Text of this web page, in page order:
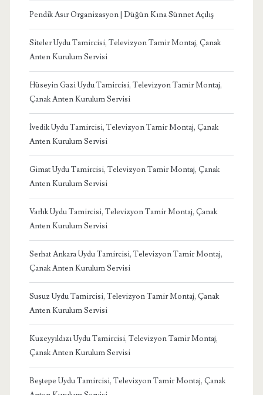
Pendik Asır Organizasyon | Düğün Kına Sünnet Açılış
Siteler Uydu Tamircisi, Televizyon Tamir Montaj, Çanak
Anten Kurulum Servisi
Hüseyin Gazi Uydu Tamircisi, Televizyon Tamir Montaj,
Çanak Anten Kurulum Servisi
İvedik Uydu Tamircisi, Televizyon Tamir Montaj, Çanak
Anten Kurulum Servisi
Gimat Uydu Tamircisi, Televizyon Tamir Montaj, Çanak
Anten Kurulum Servisi
Varlık Uydu Tamircisi, Televizyon Tamir Montaj, Çanak
Anten Kurulum Servisi
Serhat Ankara Uydu Tamircisi, Televizyon Tamir Montaj,
Çanak Anten Kurulum Servisi
Susuz Uydu Tamircisi, Televizyon Tamir Montaj, Çanak
Anten Kurulum Servisi
Kuzeyyıldızı Uydu Tamircisi, Televizyon Tamir Montaj,
Çanak Anten Kurulum Servisi
Beştepe Uydu Tamircisi, Televizyon Tamir Montaj, Çanak